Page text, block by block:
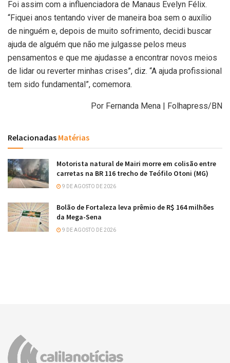
Foi assim com a influenciadora de Manaus Evelyn Félix.
“Fiquei anos tentando viver de maneira boa sem o auxílio
de ninguém e, depois de muito sofrimento, decidi buscar
ajuda de alguém que não me julgasse pelos meus
pensamentos e que me ajudasse a encontrar novos meios
de lidar ou reverter minhas crises”, diz. “A ajuda profissional
tem sido fundamental”, comemora.
Por Fernanda Mena | Folhapress/BN
Relacionadas Matérias
Motorista natural de Mairi morre em colisão entre
carretas na BR 116 trecho de Teófilo Otoni (MG)
9 DE AGOSTO DE 2026
Bolão de Fortaleza leva prêmio de R$ 164 milhões
da Mega-Sena
9 DE AGOSTO DE 2026